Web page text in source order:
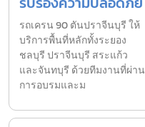
รถเครน 90 ตันปราจีนบุรี ให้
บริการพื้นที่หลักทั้งระยอง
ชลบุรี ปราจีนบุรี สระแก้ว
และจันทบุรี ด้วยทีมงานที่ผ่าน
การอบรมและม